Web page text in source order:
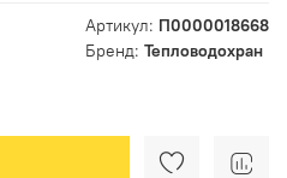
Артикул: П0000018668
Бренд: Тепловодохран